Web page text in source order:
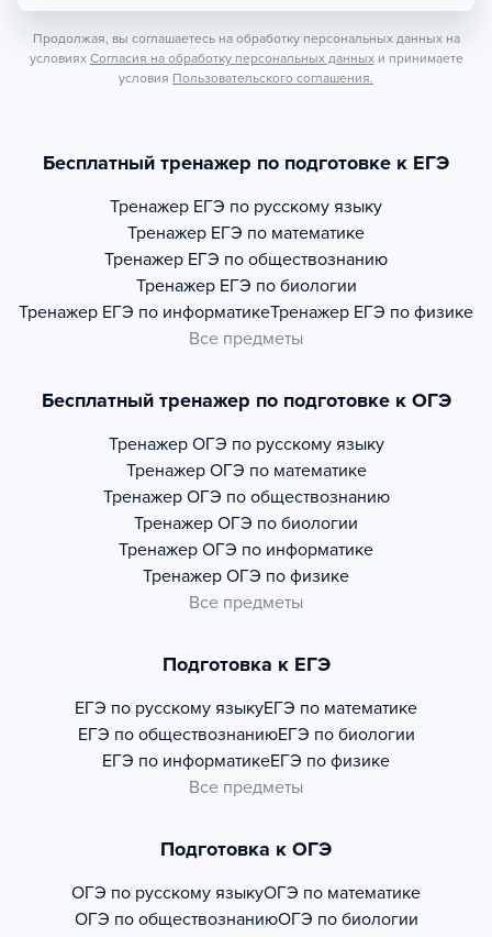
Продолжая, вы соглашаетесь на обработку персональных данных на
условиях Согласия на обработку персональных данных и принимаете
условия Пользовательского соглашения.
Бесплатный тренажер по подготовке к ЕГЭ
Тренажер ЕГЭ по русскому языку
Тренажер ЕГЭ по математике
Тренажер ЕГЭ по обществознанию
Тренажер ЕГЭ по биологии
Тренажер ЕГЭ по информатикеТренажер ЕГЭ по физике
Все предметы
Бесплатный тренажер по подготовке к ОГЭ
Тренажер ОГЭ по русскому языку
Тренажер ОГЭ по математике
Тренажер ОГЭ по обществознанию
Тренажер ОГЭ по биологии
Тренажер ОГЭ по информатике
Тренажер ОГЭ по физике
Все предметы
Подготовка к ЕГЭ
ЕГЭ по русскому языкуЕГЭ по математике
ЕГЭ по обществознаниюЕГЭ по биологии
ЕГЭ по информатикеЕГЭ по физике
Все предметы
Подготовка к ОГЭ
ОГЭ по русскому языкуОГЭ по математике
ОГЭ по обществознаниюОГЭ по биологии